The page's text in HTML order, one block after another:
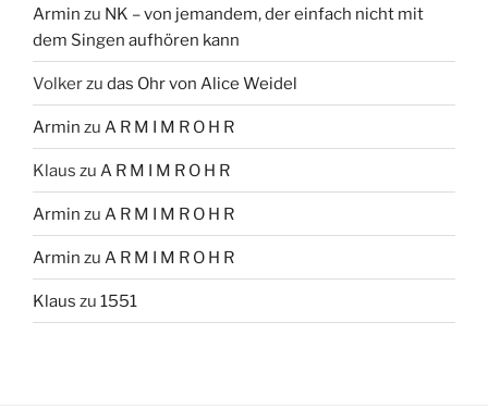
Armin zu NK – von jemandem, der einfach nicht mit
dem Singen aufhören kann
Volkerzu das Ohr von Alice Weidel
Armin zu A R M I M R O H R
Klaus zu A R M I M R O H R
Armin zu A R M I M R O H R
Armin zu A R M I M R O H R
Klaus zu 1551